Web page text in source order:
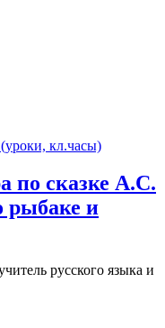
кл.часы)
по сказке А.С.
рыбаке и
русского языка и